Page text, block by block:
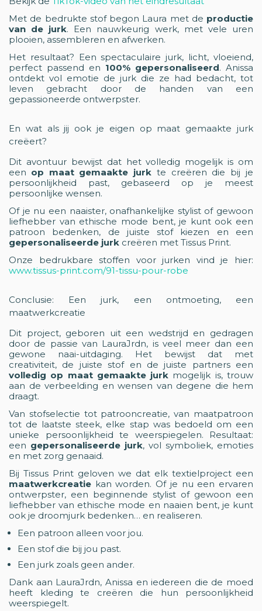
Met de bedrukte stof begon Laura met de productie
van de jurk. Een nauwkeurig werk, met vele uren
plooien, assembleren en afwerken.
Het resultaat? Een spectaculaire jurk, licht, vloeiend,
perfect passend en 100% gepersonaliseerd. Anissa
ontdekt vol emotie de jurk die ze had bedacht, tot
leven gebracht door de handen van een
gepassioneerde ontwerpster.
En wat als jij ook je eigen op maat gemaakte jurk
creëert?
Dit avontuur bewijst dat het volledig mogelijk is om
een op maat gemaakte jurk te creëren die bij je
persoonlijkheid past, gebaseerd op je meest
persoonlijke wensen.
Of je nu een naaister, onafhankelijke stylist of gewoon
liefhebber van ethische mode bent, je kunt ook een
patroon bedenken, de juiste stof kiezen en een
gepersonaliseerde jurk creëren met Tissus Print.
Onze bedrukbare stoffen voor jurken vind je hier:
www.tissus-print.com/91-tissu-pour-robe
Conclusie: Een jurk, een ontmoeting, een
maatwerkcreatie
Dit project, geboren uit een wedstrijd en gedragen
door de passie van LauraJrdn, is veel meer dan een
gewone naai-uitdaging. Het bewijst dat met
creativiteit, de juiste stof en de juiste partners een
volledig op maat gemaakte jurk mogelijk is, trouw
aan de verbeelding en wensen van degene die hem
draagt.
Van stofselectie tot patrooncreatie, van maatpatroon
tot de laatste steek, elke stap was bedoeld om een
unieke persoonlijkheid te weerspiegelen. Resultaat:
een gepersonaliseerde jurk, vol symboliek, emoties
en met zorg genaaid.
Bij Tissus Print geloven we dat elk textielproject een
maatwerkcreatie kan worden. Of je nu een ervaren
ontwerpster, een beginnende stylist of gewoon een
liefhebber van ethische mode en naaien bent, je kunt
ook je droomjurk bedenken… en realiseren.
Een patroon alleen voor jou.
Een stof die bij jou past.
Een jurk zoals geen ander.
Dank aan LauraJrdn, Anissa en iedereen die de moed
heeft kleding te creëren die hun persoonlijkheid
weerspiegelt.